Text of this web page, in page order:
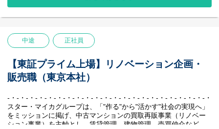
リノベーションマンションのプロフェッショナルを目指すこと
ができます。
【勤務地】
大阪支店：大阪府大阪市北区大深町3-1 グランフロント大阪タワー
※総合職での採用となるため、将来的には全国転勤の可能性もご
ざいます。
個人戦のイメージが強い不動産業界において、私たちはチームと
して、組織として成長していくことを大切にしています。新卒で
も中途でも、「チームワークで働くこと」に共感をして集まった
ノベーションして再販する、「家賃収入×売却益」の二軸による収
中古マンション保有戸数は国内1位を誇り、創業以来一度も赤字な
として確固たる地位を築いています。
-・-・-・-・-・-・-・-・-・-・-・-・-・-・-・-・-・-・-・-・-・-・-
【主な業務内容】
ご入社後は、中古マンションの仕入れ業務もしくはリノベーショ
ンマンションの販売業務（仲介部門）をお任せします。配属先
※仲介部門への配属の場合、入社後にグループ会社である「スタ
ー・マイカ・レジデンス株式会社」に出向いただきます。
【具体的には】
中途 正社員
【東証プライム上場】リノベーション企画・
販売職（東京本社）
-・-・-・-・-・-・-・-・-・-・-・-・-・-・-・-・-・-・-・-・-・-・-
スター・マイカグループは、「"作る"から"活かす"社会の実現へ」
をミッションに掲げ、中古マンションの買取再販事業（リノベー
ション事業）を主軸とし、賃貸管理、建物管理、売買仲介など、